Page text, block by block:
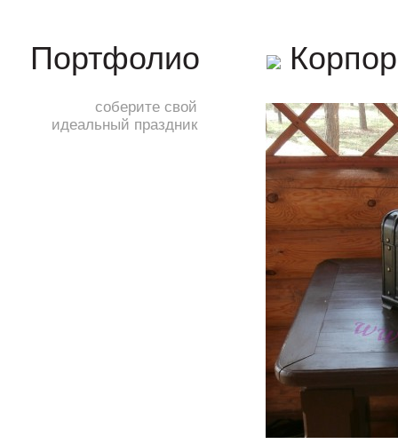
соберите свой
идеальный праздник
Портфолио